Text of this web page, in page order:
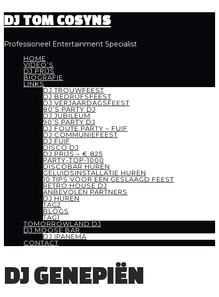
DJ TOM COSYNS
Professioneel Entertainment Specialist
HOME
VIDEO’S
DJ PRIJS
BIOGRAFIE
LINKS
DJ TROUWFEEST
DJ BEDRIJFSFEEST
DJ VERJAARDAGSFEEST
80’S PARTY DJ
DJ JUBILEUM
90’S PARTY DJ
DJ FOUTE PARTY – FUIF
DJ COMMUNIEFEEST
DJ FUIF
DISCO DJ
DJ PRIJS – € 825
PARTY-TOP-1000
DISCOBAR HUREN
GELUIDSINSTALLATIE HUREN
10 TIPS VOOR EEN GESLAAGD FEEST
RETRO HOUSE DJ
ANBEVOLEN PARTNERS
DJ HUREN
TAG2
BLOGS
TAG1
TOMORROWLAND DJ
DJ MOOSE BAR
DJ IPANEMA
CONTACT
DJ GENEPIËN